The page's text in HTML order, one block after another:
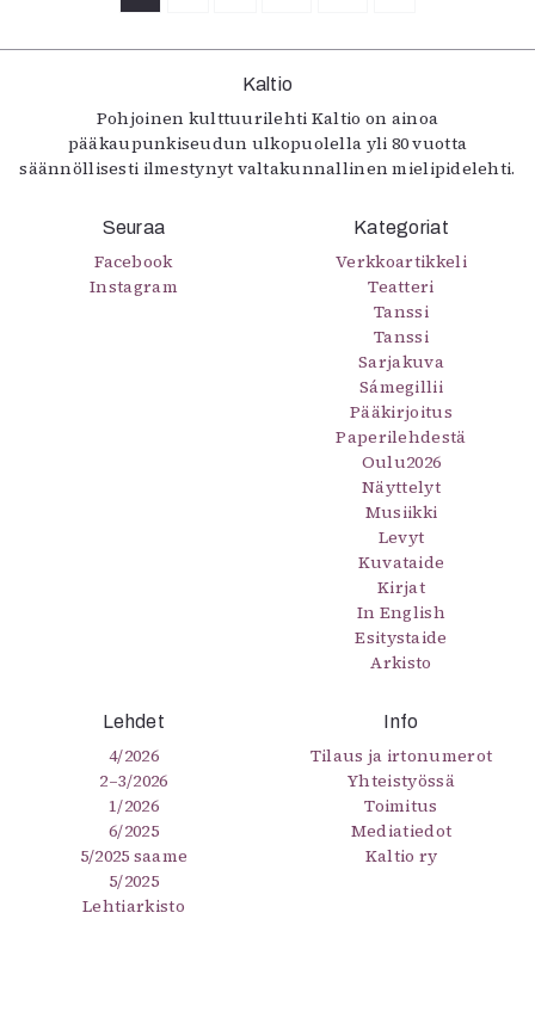
Kaltio
Pohjoinen kulttuurilehti Kaltio on ainoa
pääkaupunkiseudun ulkopuolella yli 80 vuotta
säännöllisesti ilmestynyt valtakunnallinen mielipidelehti.
Seuraa
Facebook
Instagram
Kategoriat
Verkkoartikkeli
Teatteri
Tanssi
Tanssi
Sarjakuva
Sámegillii
Pääkirjoitus
Paperilehdestä
Oulu2026
Näyttelyt
Musiikki
Levyt
Kuvataide
Kirjat
In English
Esitystaide
Arkisto
Lehdet
4/2026
2–3/2026
1/2026
6/2025
5/2025 saame
5/2025
Lehtiarkisto
Info
Tilaus ja irtonumerot
Yhteistyössä
Toimitus
Mediatiedot
Kaltio ry